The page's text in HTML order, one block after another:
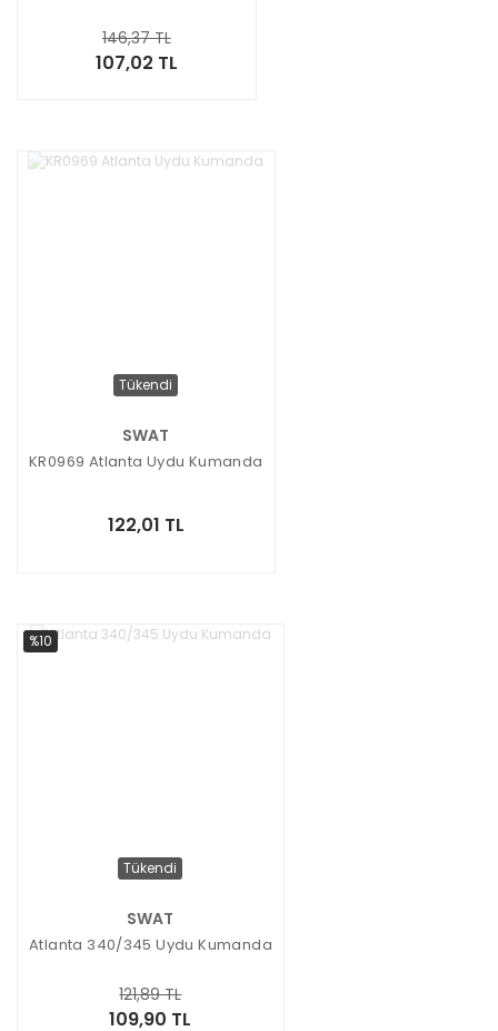
107,02 TL
146,37 TL
Tükendi
SWAT
KR0969 Atlanta Uydu Kumanda
122,01 TL
%10
Tükendi
SWAT
Atlanta 340/345 Uydu Kumanda
109,90 TL
121,89 TL